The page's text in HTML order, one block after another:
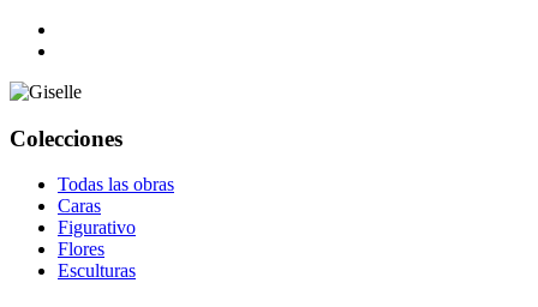
Colecciones
Todas las obras
Caras
Figurativo
Flores
Esculturas